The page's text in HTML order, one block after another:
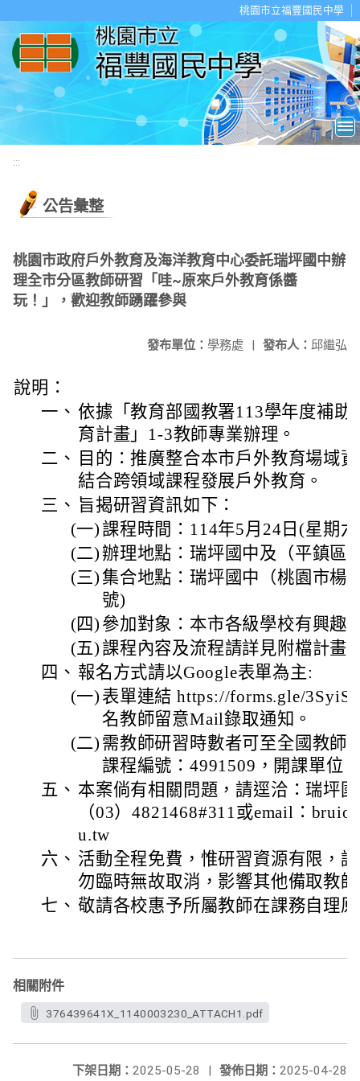
桃園市立福豐國民中學
:::
公告彙整
桃園市政府戶外教育及海洋教育中心委託瑞坪國中辦
理全市分區教師研習「哇~原來戶外教育係醬
玩！」，歡迎教師踴躍參與
發布人： 邱繼弘
發布單位： 學務處 |
說明：
一、 依據「教育部國教署113學年度補助
育計畫」1-3教師專業辦理。
二、
目的：推廣整合本市戶外教育場域
結合跨領域課程發展戶外教育。
三、 旨揭研習資訊如下：
(一)課程時間：114年5月24日(星期
(二)辦理地點：瑞坪國中及（平鎮區
(三)集合地點：瑞坪國中（桃園市楊
號)
(四) 參加對象：本市各級學校有興趣
(五)課程內容及流程請詳見附檔計畫
四、 報名方式請以Google表單為主:
(一) 表單連結 https://forms.gle/
名教師留意Mail錄取通知。
(二) 需教師研習時數者可至全國教師
課程編號：4991509，開課單位
五、 本案倘有相關問題，請逕洽：瑞坪
（03）4821468#311或email：
u.tw
六、 活動全程免費，惟研習資源有限，
勿臨時無故取消，影響其他備取教
七、 敬請各校惠予所屬教師在課務自理
相關附件
376439641X_1140003230_ATTACH1.pdf
發佈日期： 2025-04-28
下架日期： 2025-05-28 |